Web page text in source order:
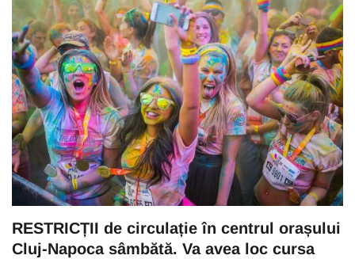
RESTRICȚII de circulație în centrul orașului
Cluj-Napoca sâmbătă. Va avea loc cursa